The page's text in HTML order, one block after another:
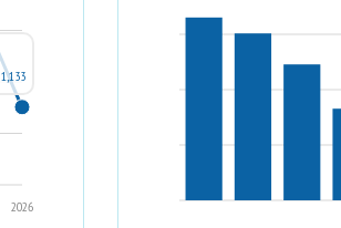
2026